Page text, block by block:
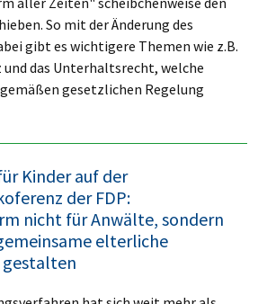
So mit der Änderung des
gibt es wichtigere Themen wie z.B.
und das Unterhaltsrecht, welche
gesetzlichen Regelung
Kinder auf der
der FDP:
nicht für Anwälte, sondern
elterliche